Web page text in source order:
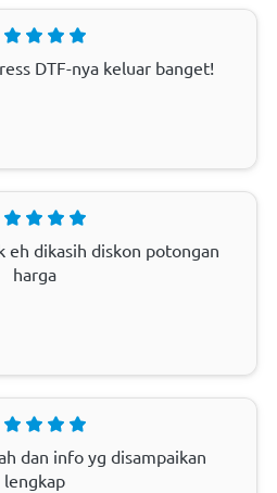
DTF-nya keluar banget!
eh dikasih diskon potongan
harga
dan info yg disampaikan
lengkap